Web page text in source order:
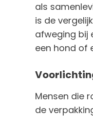
als
is de
afweging bij
een hond of
Mensen die
de